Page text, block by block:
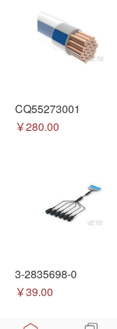
CQ55273001
￥280.00
3-2835698-0
￥39.00